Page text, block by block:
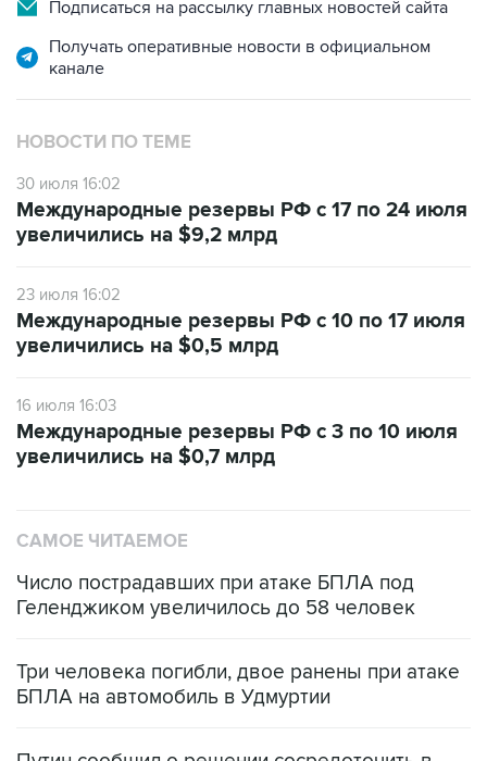
Подписаться на рассылку главных новостей сайта
Получать оперативные новости в официальном
канале
НОВОСТИ ПО ТЕМЕ
30 июля 16:02
Международные резервы РФ с 17 по 24 июля
увеличились на $9,2 млрд
23 июля 16:02
Международные резервы РФ с 10 по 17 июля
увеличились на $0,5 млрд
16 июля 16:03
Международные резервы РФ с 3 по 10 июля
увеличились на $0,7 млрд
САМОЕ ЧИТАЕМОЕ
Число пострадавших при атаке БПЛА под
Геленджиком увеличилось до 58 человек
Три человека погибли, двое ранены при атаке
БПЛА на автомобиль в Удмуртии